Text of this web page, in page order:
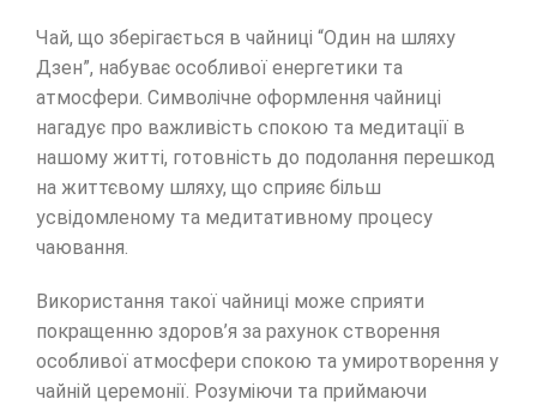
Чай, що зберігається в чайниці “Один на шляху
Дзен”, набуває особливої ​​енергетики та
атмосфери. Символічне оформлення чайниці
нагадує про важливість спокою та медитації в
нашому житті, готовність до подолання перешкод
на життєвому шляху, що сприяє більш
усвідомленому та медитативному процесу
чаювання.
Використання такої чайниці може сприяти
покращенню здоров’я за рахунок створення
особливої ​​атмосфери спокою та умиротворення у
чайній церемонії. Розуміючи та приймаючи